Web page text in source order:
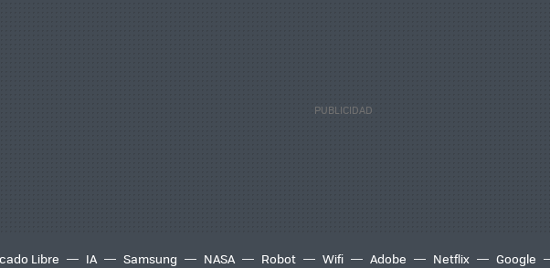
Libre IA Samsung NASA Robot Wifi Adobe Netflix Google